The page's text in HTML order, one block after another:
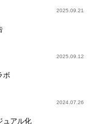
2025.09.21
2025.09.12
ボ
2024.07.26
ュアル化